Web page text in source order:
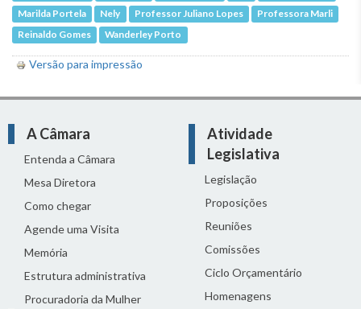
Marilda Portela
Nely Professor Juliano Lopes
Professora Marli
Reinaldo Gomes
Wanderley Porto
Versão para impressão
A Câmara
Entenda a Câmara
Mesa Diretora
Como chegar
Agende uma Visita
Memória
Estrutura administrativa
Procuradoria da Mulher
Atividade
Legislativa
Legislação
Proposições
Reuniões
Comissões
Ciclo Orçamentário
Homenagens